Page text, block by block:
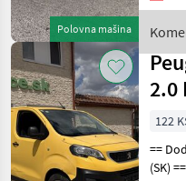
Polovna mašina
2.0
VIN
122
==
(SK) == PEUGEOT EXPERT